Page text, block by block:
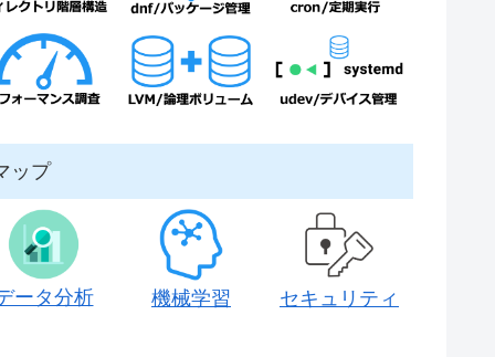
ップ
ータ分析 機械学習 セキュリティ